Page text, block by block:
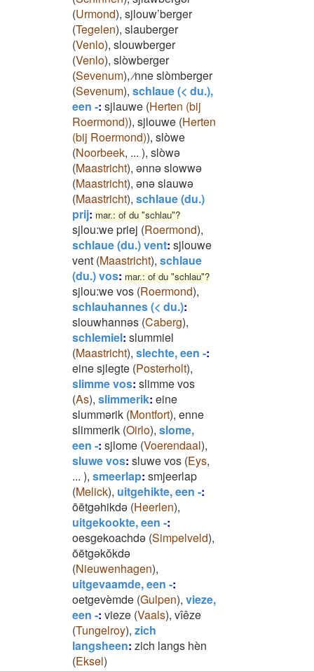
(Urmond), sjlouw’berger
(Tegelen), slauberger
(Venlo), slouwberger
(Venlo), slòwberger
(Sevenum),⁄nne slòmberger
(Sevenum), schlaue (< du.),
een -: sjlauwe (Herten (bij
Roermond)), sjlouwe (Herten
(bij Roermond)), slòwe
(Noorbeek, ... ), slòwə
(Maastricht), ənnə slowwə
(Maastricht), ənə slauwə
(Maastricht), schlaue (du.)
prij: mar.: of du "schlau"?
sjlou:we priej (Roermond),
schlaue (du.) vent: sjlouwe
vent (Maastricht), schlaue
(du.) vos: mar.: of du "schlau"?
sjlou:we vos (Roermond),
schlauhannes (< du.):
slouwhannəs (Caberg),
schlemiel: slummiel
(Maastricht), slechte, een -:
eine sjlegte (Posterholt),
slimme vos: slimme vos
(As), slimmerik: eine
slummərik (Montfort), enne
slimmerik (Oirlo), slome,
een -: sjlome (Voerendaal),
sluwe vos: sluwe vos (Eys,
... ), smeerlap: smjeerlap
(Melick), uitgehikte, een -:
ōētgəhikdə (Heerlen),
uitgekookte, een -:
oesgekoachdə (Simpelveld),
ōētgəkŏkdə
(Nieuwenhagen),
uitgevaamde, een -:
oetgevèmde (Gulpen), vieze,
een -: vieze (Vaals), vîêze
(Tungelroy), zich
langsheen: zich langs hèn
(Eksel)